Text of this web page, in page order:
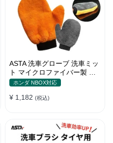
ASTA 洗車グローブ 洗車ミッ
ト マイクロファイバー製 傷
防止 手洗い洗車用 ホイール
ーニンググローブ 1個入り
ホンダ NBOX対応
¥ 1,182 (税込)